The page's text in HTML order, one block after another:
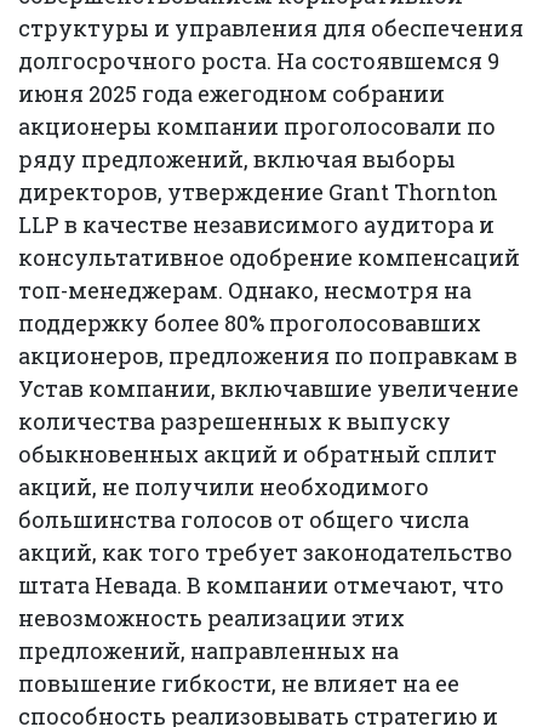
структуры и управления для обеспечения
долгосрочного роста. На состоявшемся 9
июня 2025 года ежегодном собрании
акционеры компании проголосовали по
ряду предложений, включая выборы
директоров, утверждение Grant Thornton
LLP в качестве независимого аудитора и
консультативное одобрение компенсаций
топ-менеджерам. Однако, несмотря на
поддержку более 80% проголосовавших
акционеров, предложения по поправкам в
Устав компании, включавшие увеличение
количества разрешенных к выпуску
обыкновенных акций и обратный сплит
акций, не получили необходимого
большинства голосов от общего числа
акций, как того требует законодательство
штата Невада. В компании отмечают, что
невозможность реализации этих
предложений, направленных на
повышение гибкости, не влияет на ее
способность реализовывать стратегию и